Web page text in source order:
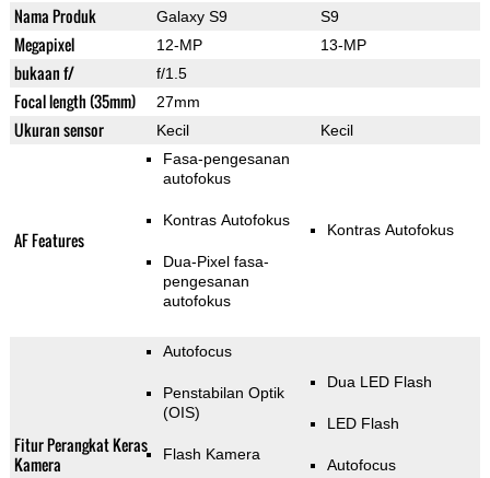
Nama Produk Galaxy S9 S9
Megapixel 12-MP 13-MP
bukaan f/ f/1.5
Focal length (35mm) 27mm
Ukuran sensor Kecil Kecil
AF Features
Fasa-pengesanan
autofokus
Kontras Autofokus
Dua-Pixel fasa-
pengesanan
autofokus
Kontras Autofokus
Fitur Perangkat Keras
Kamera
Autofocus
Penstabilan Optik
(OIS)
Flash Kamera
Dua LED Flash
LED Flash
Autofocus